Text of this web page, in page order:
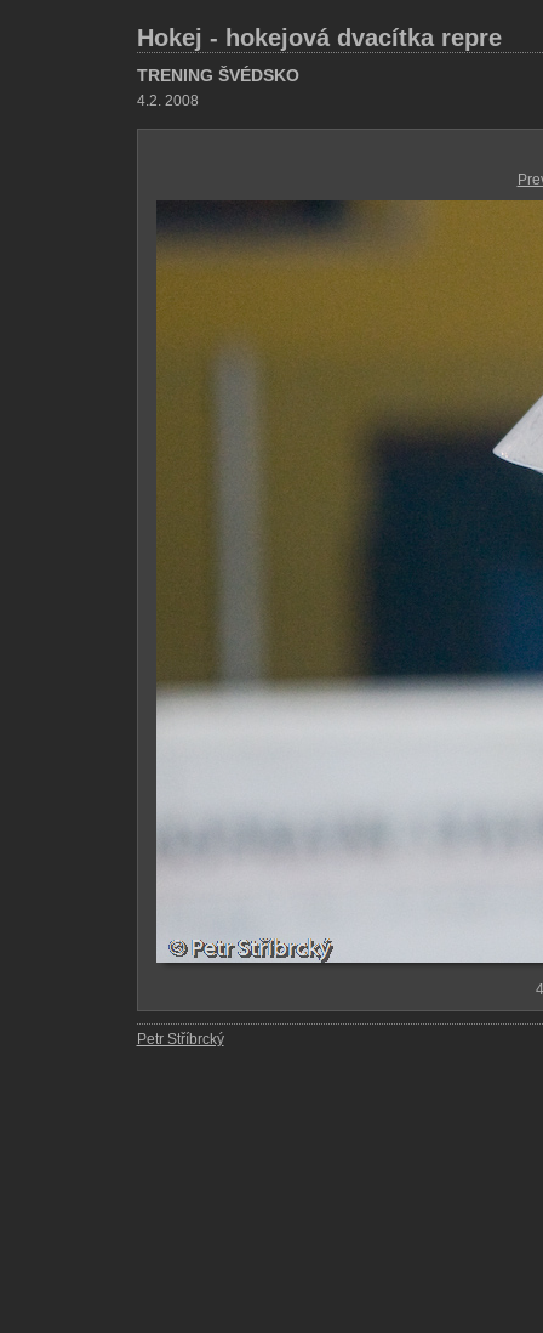
Hokej - hokejová dvacítka repre
TRENING ŠVÉDSKO
4.2. 2008
Petr Stříbrcký